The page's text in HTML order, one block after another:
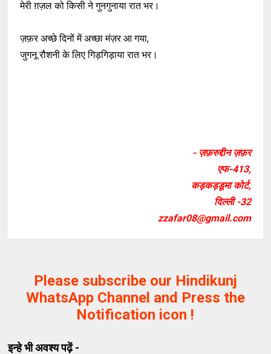
मेरी ग़ज़ल को किसी ने गुनगुनाया रात भर।
ज़फ़र अच्छे दिनों में अच्छा मंज़र आ गया,
जुगनू रौशनी के लिए गिड़गिड़ाया रात भर।
- ज़फ़रुद्दीन ज़फ़र
एफ-413,
कड़कड़डूमा कोर्ट,
दिल्ली -32
zzafar08@gmail.com
Please subscribe our Hindikunj
WhatsApp Channel and Press the
Notification icon !
इन्हे भी अवश्य पढ़ें -